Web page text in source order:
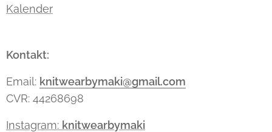
Kalender
Kontakt:
Email: knitwearbymaki@gmail.com
CVR: 44268698
Instagram: knitwearbymaki